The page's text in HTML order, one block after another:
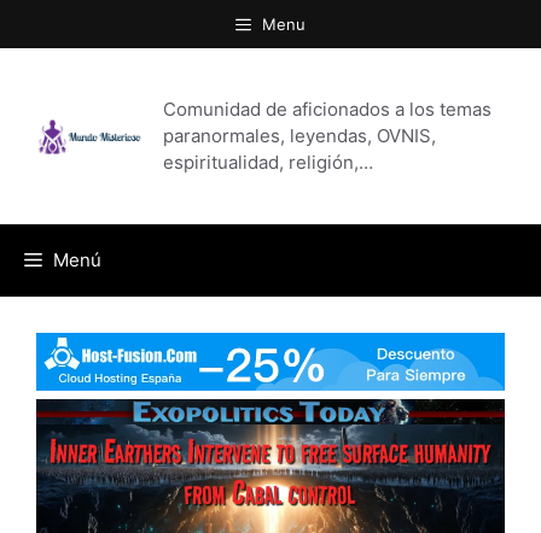
al
Menu
Comunidad de aficionados a los temas
paranormales, leyendas, OVNIS,
espiritualidad, religión,…
Menú